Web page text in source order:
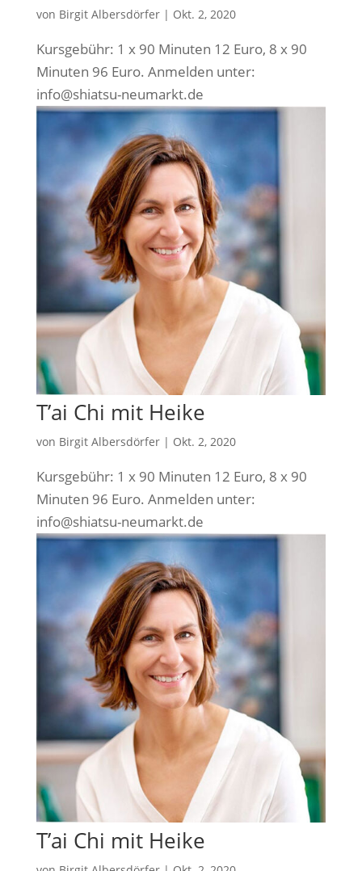
von Birgit Albersdörfer| Okt. 2, 2020
Kurs­ge­bühr: 1 x 90 Minu­ten 12 Euro, 8 x 90
Minu­ten 96 Euro. Anmel­den unter:
info@shiatsu-neumarkt.de
T’ai Chi mit Heike
von Birgit Albersdörfer| Okt. 2, 2020
Kurs­ge­bühr: 1 x 90 Minu­ten 12 Euro, 8 x 90
Minu­ten 96 Euro. Anmel­den unter:
info@shiatsu-neumarkt.de
T’ai Chi mit Heike